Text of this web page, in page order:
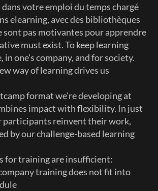
votre emploi du temps chargé
elearning, avec des bibliothèques
sont pas motivantes pour apprendre
must exist. To keep learning
one's company, and for society.
way of learning drives us
format we're developing at
impact with flexibility. In just
participants reinvent their work,
by our challenge-based learning
for training are insufficient:
training does not fit into